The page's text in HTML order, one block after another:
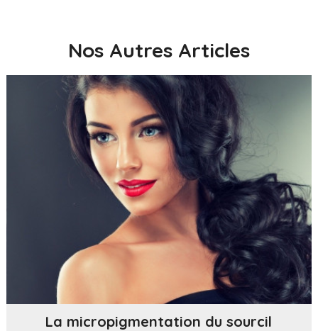
Nos Autres Articles
La micropigmentation du sourcil